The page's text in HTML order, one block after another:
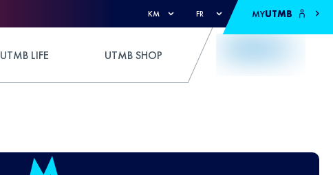
KM FR MYUTMB
UTMB LIFE UTMB SHOP